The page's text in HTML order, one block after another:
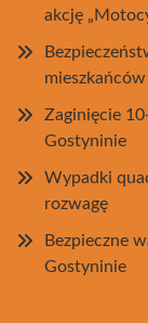
akcję
Zaginięcie
Gostyninie
Wypadki
rozwagę
Bezpieczne
Gostyninie